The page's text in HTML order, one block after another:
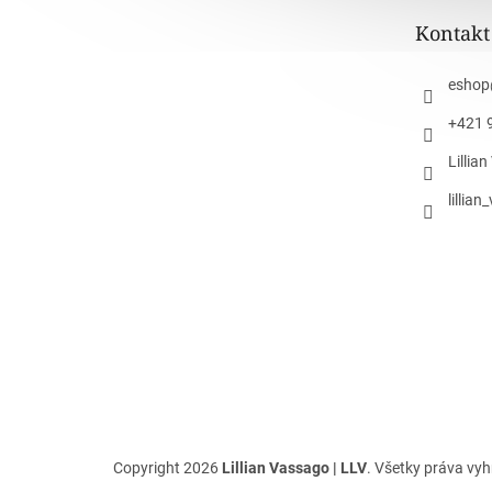
Kontakt
eshop
+421
Lillian
Copyright 2026 Lillian Vassago | LLV. Všetky práva